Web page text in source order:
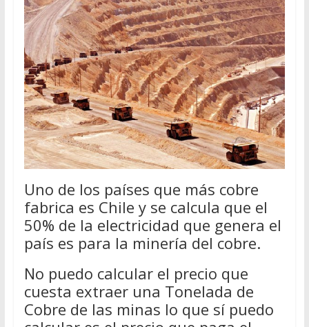
Uno de los países que más cobre
fabrica es Chile y se calcula que el
50% de la electricidad que genera el
país es para la minería del cobre.
No puedo calcular el precio que
cuesta extraer una Tonelada de
Cobre de las minas lo que sí puedo